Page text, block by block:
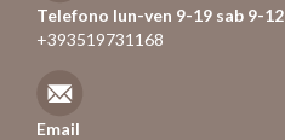
Telefono lun-ven 9-19 sab 9-12
+393519731168
Email